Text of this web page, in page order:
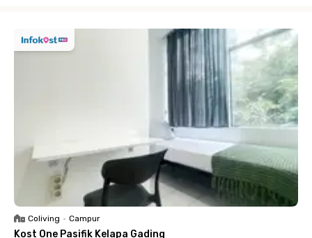
Coliving • Campur
Kost One Pasifik Kelapa Gading